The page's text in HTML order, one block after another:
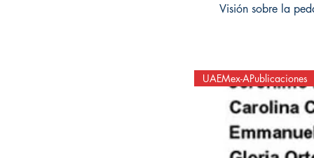
Visión sobre la
UAEMex-APublicaciones